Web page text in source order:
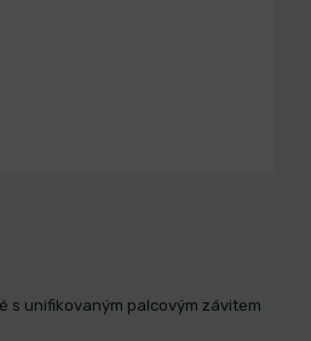
s unifikovaným palcovým závitem